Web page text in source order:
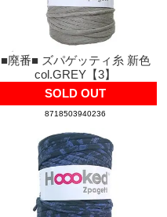
■廃番■ ズパゲッティ糸 新色
col.GREY【3】
SOLD OUT
8718503940236